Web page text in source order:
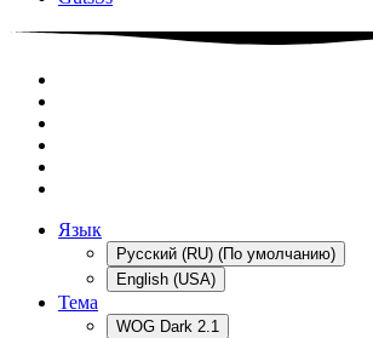
Язык
Русский (RU) (По умолчанию)
English (USA)
Тема
WOG Dark 2.1